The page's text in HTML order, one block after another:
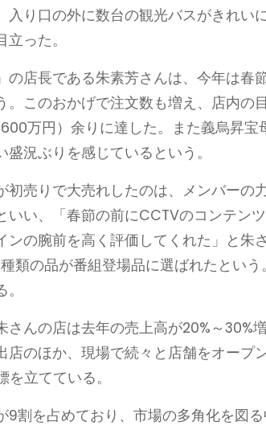
入り口の外に数台の観光バスがきれい
った。
の店長である朱素芳さんは、今年は春
。このおかげで注文数も増え、店内の
万円）余りに達した。また義烏昇
況ぶりを感じているという。
売りで大売れしたのは、メンバーの
いい、「春節の前にCCTVのコンテン
ンの腕前を高く評価してくれた」と朱
類の品が番組登場品に選ばれたとい
さんの店は去年の売上高が20%～30%
のほか、現場で続々と店舗をオープ
立てている。
9割を占めており、市場の多角化を図